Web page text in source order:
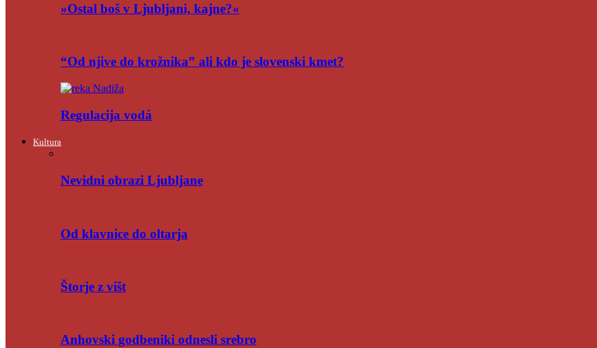
»Ostal boš v Ljubljani, kajne?«
“Od njive do krožnika” ali kdo je slovenski kmet?
Regulacija vodá
Kultura
Nevidni obrazi Ljubljane
Od klavnice do oltarja
Štorje z višt
Anhovski godbeniki odnesli srebro